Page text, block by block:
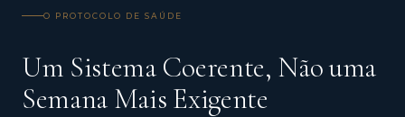
O PROTOCOLO DE SAÚDE
Um Sistema Coerente, Não uma
Semana Mais Exigente